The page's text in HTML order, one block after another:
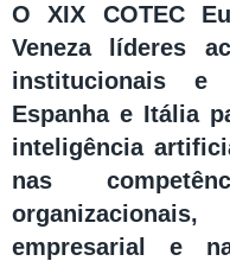
O XIX COTEC
Veneza líderes
institucionais e
Espanha e Itália
inteligência
nas
empresarial e